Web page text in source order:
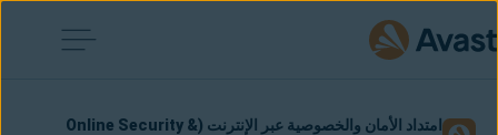
امتداد الأمان والخصوصية عبر الإنترنت (Online Security &